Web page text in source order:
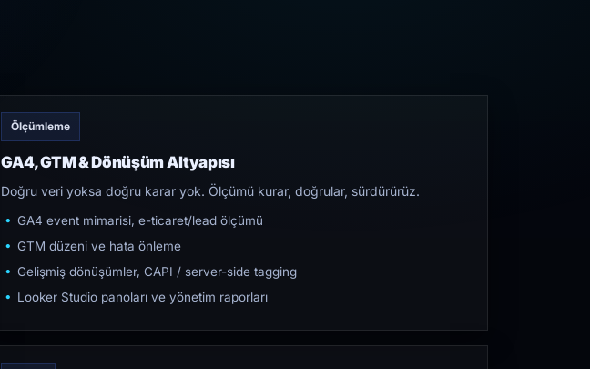
Ölçümleme
GA4, GTM & Dönüşüm Altyapısı
Doğru veri yoksa doğru karar yok. Ölçümü kurar, doğrular, sürdürürüz.
GA4 event mimarisi, e-ticaret/lead ölçümü
GTM düzeni ve hata önleme
Gelişmiş dönüşümler, CAPI / server-side tagging
Looker Studio panoları ve yönetim raporları